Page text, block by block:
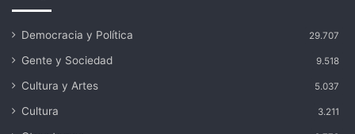
Democracia y Política 29.707
Gente y Sociedad 9.518
Cultura y Artes 5.037
Cultura 3.211